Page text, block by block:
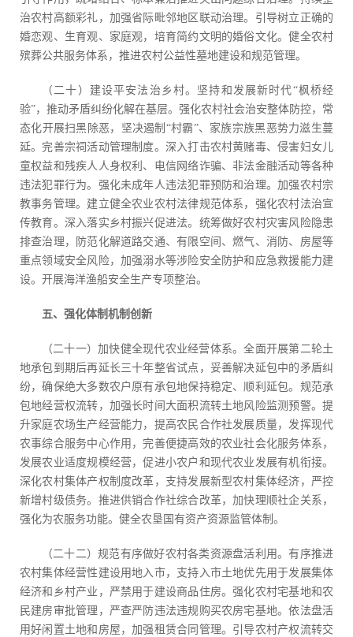
治农村高额彩礼，加强省际毗邻地区联动治理。引导树立正确的
婚恋观、生育观、家庭观，培育简约文明的婚俗文化。健全农村
殡葬公共服务体系，推进农村公益性墓地建设和规范管理。
（二十）建设平安法治乡村。坚持和发展新时代“枫桥经
验”，推动矛盾纠纷化解在基层。强化农村社会治安整体防控，常
态化开展扫黑除恶，坚决遏制“村霸”、家族宗族黑恶势力滋生蔓
延。完善宗祠活动管理制度。深入打击农村黄赌毒、侵害妇女儿
童权益和残疾人人身权利、电信网络诈骗、非法金融活动等各种
违法犯罪行为。强化未成年人违法犯罪预防和治理。加强农村宗
教事务管理。建立健全农业农村法律规范体系，强化农村法治宣
传教育。深入落实乡村振兴促进法。统筹做好农村灾害风险隐患
排查治理，防范化解道路交通、有限空间、燃气、消防、房屋等
重点领域安全风险，加强溺水等涉险安全防护和应急救援能力建
设。开展海洋渔船安全生产专项整治。
五、强化体制机制创新
（二十一）加快健全现代农业经营体系。全面开展第二轮土
地承包到期后再延长三十年整省试点，妥善解决延包中的矛盾纠
纷，确保绝大多数农户原有承包地保持稳定、顺利延包。规范承
包地经营权流转，加强长时间大面积流转土地风险监测预警。提
升家庭农场生产经营能力，提高农民合作社发展质量，发挥现代
农事综合服务中心作用，完善便捷高效的农业社会化服务体系，
发展农业适度规模经营，促进小农户和现代农业发展有机衔接。
深化农村集体产权制度改革，支持发展新型农村集体经济，严控
新增村级债务。推进供销合作社综合改革，加快理顺社企关系，
强化为农服务功能。健全农垦国有资产资源监管体制。
（二十二）规范有序做好农村各类资源盘活利用。有序推进
农村集体经营性建设用地入市，支持入市土地优先用于发展集体
经济和乡村产业，严禁用于建设商品住房。强化农村宅基地和农
民建房审批管理，严查严防违法违规购买农房宅基地。依法盘活
用好闲置土地和房屋，加强租赁合同管理。引导农村产权流转交